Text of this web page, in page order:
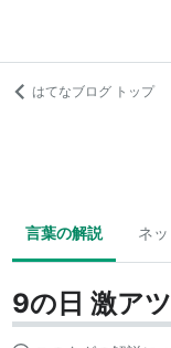
はてなブログ トップ
言葉の解説 ネ
9の日 激ア